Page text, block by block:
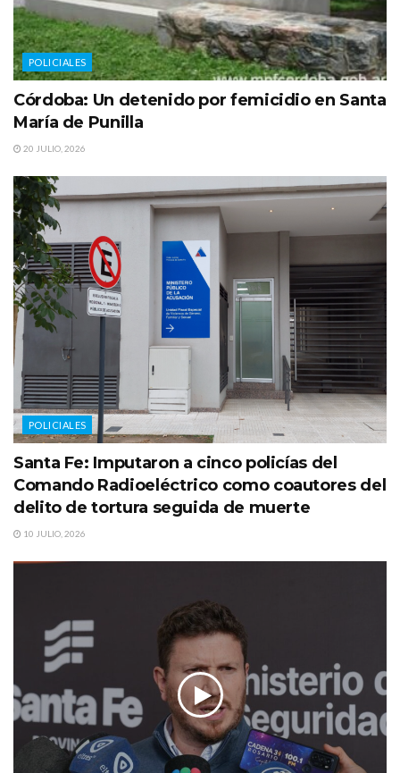
POLICIALES
Córdoba: Un detenido por femicidio en Santa
María de Punilla
20 JULIO, 2026
POLICIALES
Santa Fe: Imputaron a cinco policías del
Comando Radioeléctrico como coautores del
delito de tortura seguida de muerte
10 JULIO, 2026